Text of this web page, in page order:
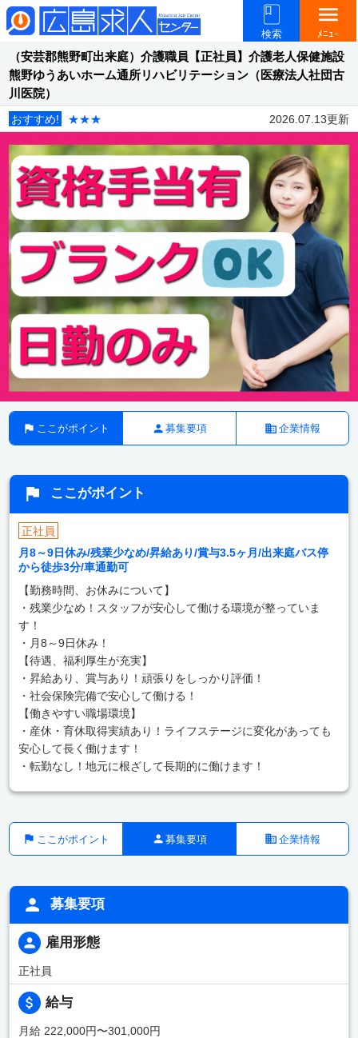
検索
menu
ﾒﾆｭｰ
（安芸郡熊野町出来庭）介護職員【正社員】介護老人保健施設
熊野ゆうあいホーム通所リハビリテーション（医療法人社団古
川医院）
おすすめ! ★★★ 2026.07.13更新
ここがポイント 募集要項 企業情報
ここがポイント
正社員
月8～9日休み/残業少なめ/昇給あり/賞与3.5ヶ月/出来庭バス停
から徒歩3分/車通勤可
【勤務時間、お休みについて】
・残業少なめ！スタッフが安心して働ける環境が整っていま
す！
・月8～9日休み！
【待遇、福利厚生が充実】
・昇給あり、賞与あり！頑張りをしっかり評価！
・社会保険完備で安心して働ける！
【働きやすい職場環境】
・産休・育休取得実績あり！ライフステージに変化があっても
安心して長く働けます！
・転勤なし！地元に根ざして長期的に働けます！
ここがポイント 募集要項 企業情報
募集要項
雇用形態
正社員
給与
月給 222,000円〜301,000円